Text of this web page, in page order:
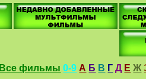
Все фильмы 0-9 А Б В Г Д Е Ж